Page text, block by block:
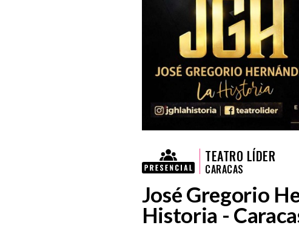
TEATRO LÍDER
CARACAS
José Gregorio
Historia -